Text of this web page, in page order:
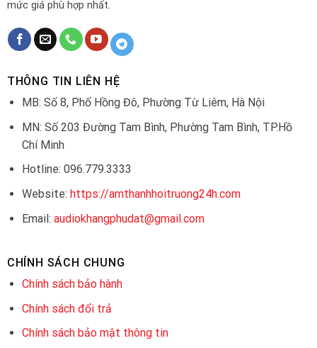
mức giá phù hợp nhất.
THÔNG TIN LIÊN HỆ
MB: Số 8, Phố Hồng Đô, Phường Từ Liêm, Hà Nội
MN: Số 203 Đường Tam Bình, Phường Tam Bình, TP.Hồ
Chí Minh
Hotline: 096.779.3333
Website: https://amthanhhoitruong24h.com
Email: audiokhangphudat@gmail.com
CHÍNH SÁCH CHUNG
Chính sách bảo hành
Chính sách đổi trả
Chính sách bảo mật thông tin